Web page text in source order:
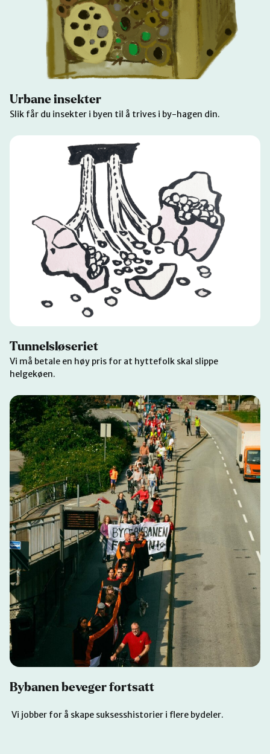
Urbane insekter
Slik får du insekter i byen til å trives i by-hagen din.
Tunnelsløseriet
Vi må betale en høy pris for at hyttefolk skal slippe
helgekøen.
Bybanen beveger fortsatt
Vi jobber for å skape suksesshistorier i flere bydeler.